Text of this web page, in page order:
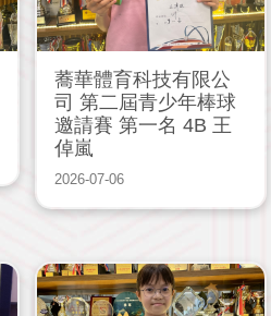
蕎華體育科技有限公
司 第二屆青少年棒球
邀請賽 第一名 4B 王
倬嵐
2026-07-06